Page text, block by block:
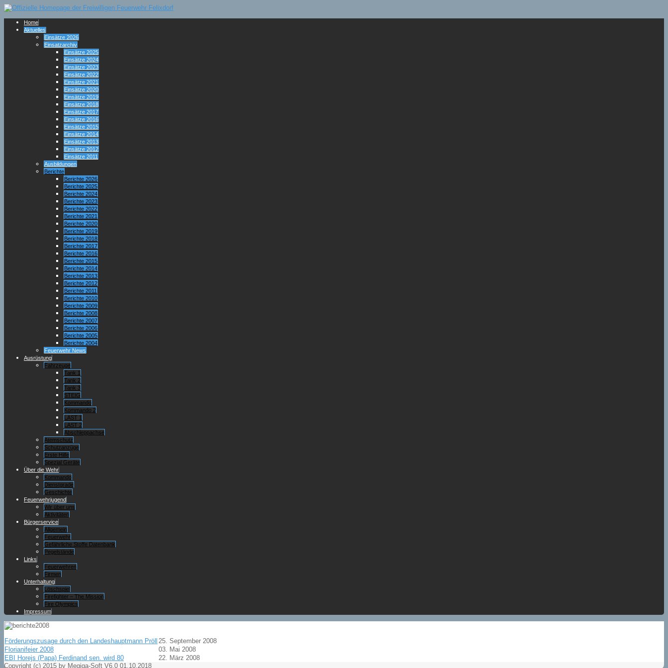
Home
Aktuelles
Einsätze 2026
Einsatzarchiv
Einsätze 2025
Einsätze 2024
Einsätze 2023
Einsätze 2022
Einsätze 2021
Einsätze 2020
Einsätze 2019
Einsätze 2018
Einsätze 2017
Einsätze 2016
Einsätze 2015
Einsätze 2014
Einsätze 2013
Einsätze 2012
Einsätze 2011
Ausbildungen
Berichte
Berichte 2026
Berichte 2025
Berichte 2024
Berichte 2023
Berichte 2022
Berichte 2021
Berichte 2020
Berichte 2019
Berichte 2018
Berichte 2017
Berichte 2016
Berichte 2015
Berichte 2014
Berichte 2013
Berichte 2012
Berichte 2011
Berichte 2010
Berichte 2009
Berichte 2008
Berichte 2007
Berichte 2006
Berichte 2005
Berichte 2004
Feuerwehr News
Ausrüstung
Fahrzeuge
Tank 1
Tank 2
Tank 3
STEIG
Kommando
Kommando 2
LAST 1
LAST 2
Abschleppachse
Atemschutz
Schutzanzüge
Erste Hilfe
Spezial Geräte
Über die Wehr
Kommando
Dienstgrade
Geschichte
Feuerwehrjugend
Wir über uns
Aktivitäten
Bürgerservice
Allgemein
Feuerwehr
Gefährliche Stoffe Datenbank
Pegelstände
Links
Feuerwehren
Firmen
Unterhaltung
Löschspiel
Firefighter – The Mission
Fire Olympics
Impressum
Förderungszusage durch den Landeshauptmann Pröll 25. September 2008
Florianifeier 2008
03. Mai 2008
EBI Horejs (Papa) Ferdinand sen. wird 80
22. März 2008
Copyright (c) 2015 by Megiga-Soft V6.0 01.10.2018